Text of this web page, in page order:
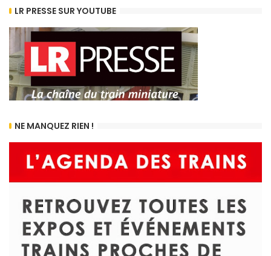
LR PRESSE SUR YOUTUBE
NE MANQUEZ RIEN !